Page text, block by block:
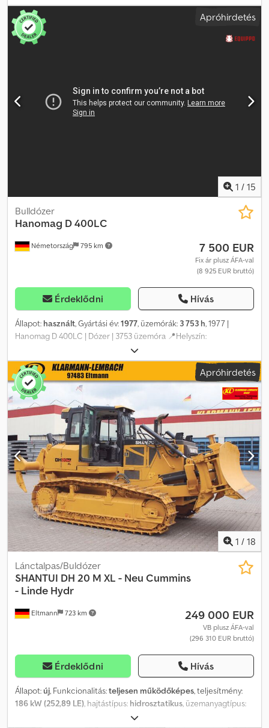
fülke, kiegészítő fényszórók, légkondicionálás, Liebherr PR724
LGP Gyártási év: 2015 Üzemórák: mindössze 5700 óra,
dokumentálható 3 fogas talajszétterelő Futómű: 70%-ban jó
állapotú 910 mm-es talplemezek 6-irányú kotrókanál A kotrókanál
lézeres rendszer előkészítése 4 hengeres Liebherr motor, 120
kW/163 LE Utolsó szerviz: 5482 üzemóra, 2025 Üzemi súly: 18 200 kg
CE jelölés németországi forrásból, teljes előélettel Sorozatszám:
Apróhirdetés
1 / 15
Németország 795 km
Bulldózer
Hanomag D 400LC
7 500 EUR
Fix ár plusz ÁFA-val
(8 925 EUR bruttó)
Érdeklődni Hívás
Állapot: használt, Gyártási év:1977, üzemórák: 3 753 h, 1977 |
Hanomag D 400LC | Dózer | 3753 üzemóra 📍Helyszín:
Németország 🚛 Kiszállítás elérhető az Ön helyszínére – Használja
szállítási kalkulátorunkat a szállítási költségek becsléséhez! 💰
Azonnali vétel EUR 7500-ért vagy tegyen ajánlatot. Fizetés
átvételkor is lehetséges kedvező díj ellenében (jóváhagyáshoz
kötött)* 👷‍♂️ Független szakértő által átvizsgálva 33 ellenőrzési
pontból 19 jóváhagyva ✅ 12 hiányos ℹ️ 2 hiba ⚠️ 📌 Ellenőr
megjegyzése: 📄 Szeretné megnézni a teljes ellenőrzést, további
fotókat vagy videót? Tipp: Az „29698 Equippo” hivatkozás gyakran
használt, amikor további részleteket keres online. 💡 Miért
érdemes ezt a gépet és a szolgáltatásunkat választani: ✔ Alapos,
szakértői ellenőrzés ✔ Kiszállítás munkahelyre lehetséges ✔
Pénzvisszafizetési garancia ✔ Biztonságos és rugalmas fizetési
lehetőségek 🔄 Más gépek is érdeklik? Dsdpszf Ifcofx An Nskr
Hasznos eszközök és források minden géptulajdonos és
üzemeltető számára – egyszerűen elérhető platformunkon.
Apróhirdetés
1 / 18
Eltmann 723 km
Lánctalpas/Buldózer
SHANTUI DH 20 M XL - Neu Cummins
- Linde Hydr
249 000 EUR
VB plusz ÁFA-val
(296 310 EUR bruttó)
Érdeklődni Hívás
Állapot:új, Funkcionalitás:teljesen működőképes, teljesítmény:
186 kW (252,89 LE), hajtástípus: hidrosztatikus, üzemanyagtípus:
22 206 kg